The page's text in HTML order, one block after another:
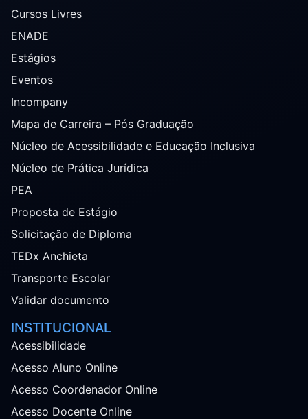
Cursos Livres
ENADE
Estágios
Eventos
Incompany
Mapa de Carreira – Pós Graduação
Núcleo de Acessibilidade e Educação Inclusiva
Núcleo de Prática Jurídica
PEA
Proposta de Estágio
Solicitação de Diploma
TEDx Anchieta
Transporte Escolar
Validar documento
INSTITUCIONAL
Acessibilidade
Acesso Aluno Online
Acesso Coordenador Online
Acesso Docente Online